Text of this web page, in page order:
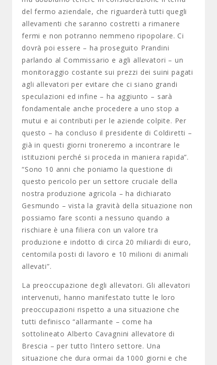
del fermo aziendale, che riguarderà tutti quegli
allevamenti che saranno costretti a rimanere
fermi e non potranno nemmeno ripopolare. Ci
dovrà poi essere – ha proseguito Prandini
parlando al Commissario e agli allevatori – un
monitoraggio costante sui prezzi dei suini pagati
agli allevatori per evitare che ci siano grandi
speculazioni ed infine – ha aggiunto – sarà
fondamentale anche procedere a uno stop a
mutui e ai contributi per le aziende colpite. Per
questo – ha concluso il presidente di Coldiretti –
già in questi giorni troneremo a incontrare le
istituzioni perché si proceda in maniera rapida”.
“Sono 10 anni che poniamo la questione di
questo pericolo per un settore cruciale della
nostra produzione agricola – ha dichiarato
Gesmundo – vista la gravità della situazione non
possiamo fare sconti a nessuno quando a
rischiare è una filiera con un valore tra
produzione e indotto di circa 20 miliardi di euro,
centomila posti di lavoro e 10 milioni di animali
allevati”.
La preoccupazione degli allevatori. Gli allevatori
intervenuti, hanno manifestato tutte le loro
preoccupazioni rispetto a una situazione che
tutti definisco “allarmante – come ha
sottolineato Alberto Cavagnini allevatore di
Brescia – per tutto l’intero settore. Una
situazione che dura ormai da 1000 giorni e che